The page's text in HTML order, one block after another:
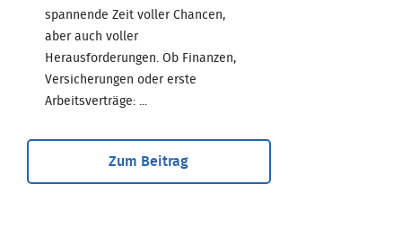
spannende Zeit voller Chancen,
aber auch voller
Herausforderungen. Ob Finanzen,
Versicherungen oder erste
Arbeitsverträge: ...
Zum Beitrag